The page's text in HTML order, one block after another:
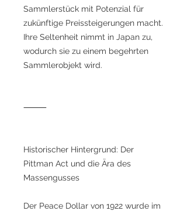
Sammlerstück mit Potenzial für
zukünftige Preissteigerungen macht.
Ihre Seltenheit nimmt in Japan zu,
wodurch sie zu einem begehrten
Sammlerobjekt wird.
⸻
Historischer Hintergrund: Der
Pittman Act und die Ära des
Massengusses
Der Peace Dollar von 1922 wurde im